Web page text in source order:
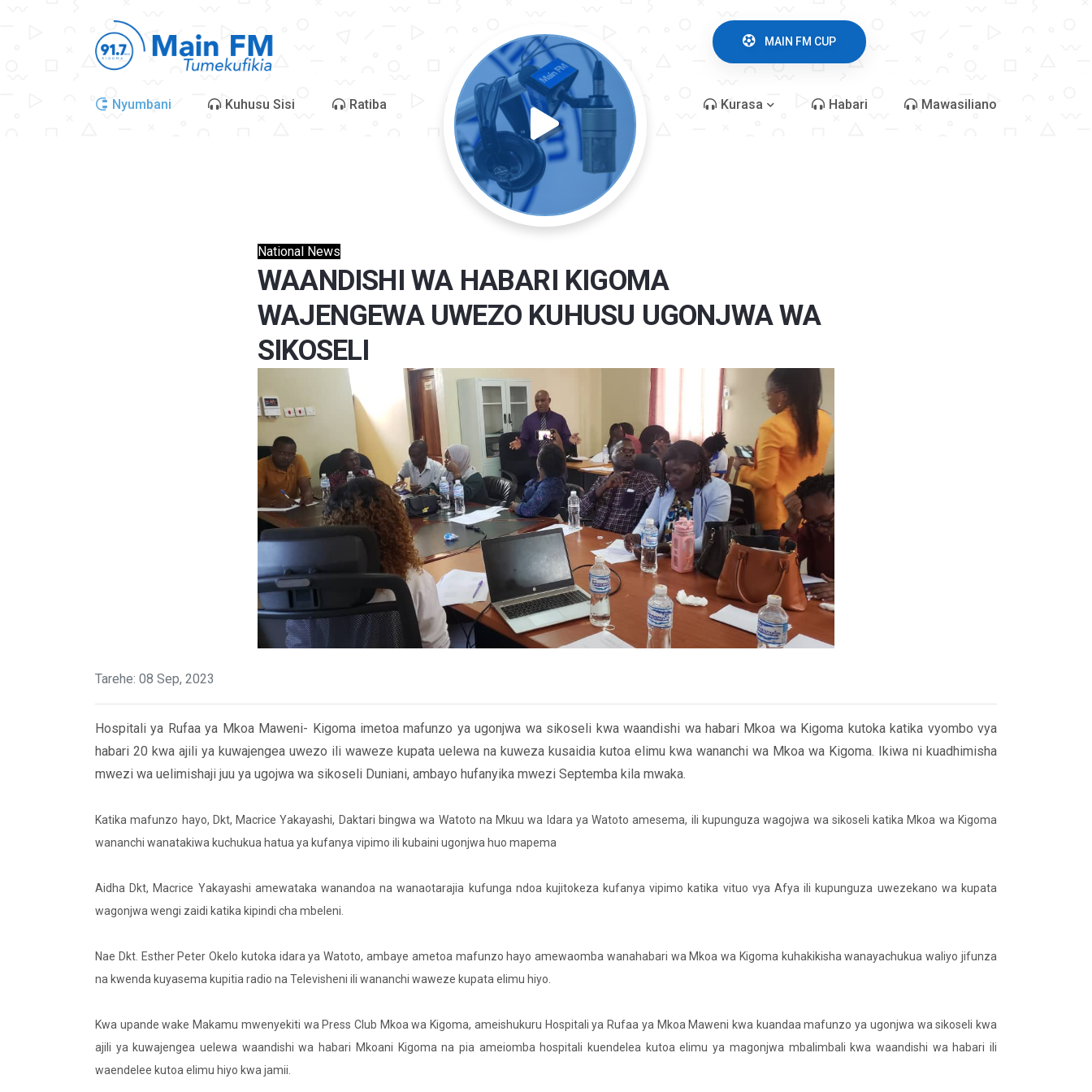
MAIN FM CUP
Nyumbani Kuhusu Sisi Ratiba Kurasa Habari Mawasiliano
National News
WAANDISHI WA HABARI KIGOMA
WAJENGEWA UWEZO KUHUSU UGONJWA WA
SIKOSELI
Tarehe: 08 Sep, 2023
Hospitali ya Rufaa ya Mkoa Maweni- Kigoma imetoa mafunzo ya ugonjwa wa sikoseli kwa waandishi wa habari Mkoa wa Kigoma kutoka katika vyombo vya
habari 20 kwa ajili ya kuwajengea uwezo ili waweze kupata uelewa na kuweza kusaidia kutoa elimu kwa wananchi wa Mkoa wa Kigoma. Ikiwa ni kuadhimisha
mwezi wa uelimishaji juu ya ugojwa wa sikoseli Duniani, ambayo hufanyika mwezi Septemba kila mwaka.
Katika mafunzo hayo, Dkt, Macrice Yakayashi, Daktari bingwa wa Watoto na Mkuu wa Idara ya Watoto amesema, ili kupunguza wagojwa wa sikoseli katika Mkoa wa Kigoma
wananchi wanatakiwa kuchukua hatua ya kufanya vipimo ili kubaini ugonjwa huo mapema
Aidha Dkt, Macrice Yakayashi amewataka wanandoa na wanaotarajia kufunga ndoa kujitokeza kufanya vipimo katika vituo vya Afya ili kupunguza uwezekano wa kupata
wagonjwa wengi zaidi katika kipindi cha mbeleni.
Nae Dkt. Esther Peter Okelo kutoka idara ya Watoto, ambaye ametoa mafunzo hayo amewaomba wanahabari wa Mkoa wa Kigoma kuhakikisha wanayachukua waliyo jifunza
na kwenda kuyasema kupitia radio na Televisheni ili wananchi waweze kupata elimu hiyo.
Kwa upande wake Makamu mwenyekiti wa Press Club Mkoa wa Kigoma, ameishukuru Hospitali ya Rufaa ya Mkoa Maweni kwa kuandaa mafunzo ya ugonjwa wa sikoseli kwa
ajili ya kuwajengea uelewa waandishi wa habari Mkoani Kigoma na pia ameiomba hospitali kuendelea kutoa elimu ya magonjwa mbalimbali kwa waandishi wa habari ili
waendelee kutoa elimu hiyo kwa jamii.